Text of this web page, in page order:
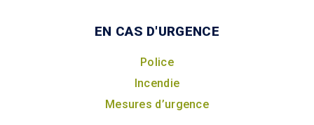
EN CAS D'URGENCE
Police
Incendie
Mesures d’urgence